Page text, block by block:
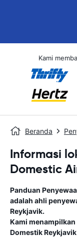
Kami
Beranda
Informasi
Domestic
Panduan
adalah ahli
Reykjavik.
Kami
Domestik Reykjavik